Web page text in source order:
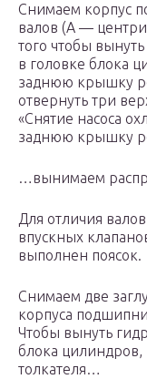
Снимаем корпус
валов (А —
того чтобы
в головке блока
заднюю крышку
отвернуть три
«Снятие насоса
заднюю крышку
…вынимаем
Для отличия
впускных
выполнен поясок.
Снимаем две
корпуса
Чтобы вынуть
блока
толкателя…